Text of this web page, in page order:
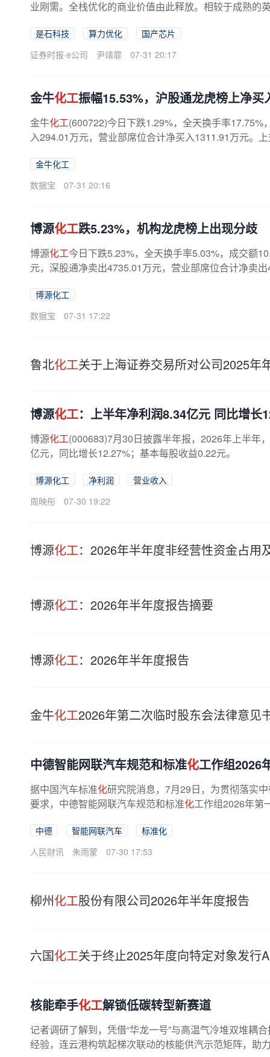
业刚需。全栈优化的商业价值由此释放。相较于成熟的
是石科技 算力优化
国产芯片
证券时报·e公司
尹靖霏 07-31 20:17
金牛化工振幅15.53%，沪股通龙虎榜上净买
金牛化工(600722)今日下跌1.29%，全天换手率
入294.01万元，营业部席位合计净买入1311.91万元。
金牛化工
数据宝
07-31 20:16
博源化工跌5.23%，机构龙虎榜上出现分歧
博源化工今日下跌5.23%，全天换手率5.03%，成交额
元，深股通净卖出4735.01万元，营业部席位合计净卖
博源化工
数据宝
07-31 17:22
鲁北化工关于上海证券交易所对公司2025年
博源化工：上半年净利润8.34亿元 同比增长
博源化工(000683)7月30日披露半年报，2026年上半年
亿元，同比增长12.27%；基本每股收益0.22元。
博源化工 净利润
营业收入
周映彤
07-30 19:22
博源化工：2026年半年度非经营性资金占用
博源化工：2026年半年度报告摘要
博源化工：2026年半年度报告
金牛化工2026年第二次临时股东会法律意见
中德智能网联汽车规范和标准化工作组2026
据中国汽车标准化研究院消息，7月29日，为贯彻落实
要求，中德智能网联汽车规范和标准化工作组2026年第
中德 智能网联汽车
标准化
人民财讯
朱雨蒙 07-30 17:53
柳州化工股份有限公司2026年半年度报告
六国化工关于终止2025年度向特定对象发行
核能牵手化工解锁低碳转型新赛道
记者调研了解到，凭借“华龙一号”与高温气冷堆双堆耦
经验，连云港构筑起梯次联动的核能供汽示范矩阵，助